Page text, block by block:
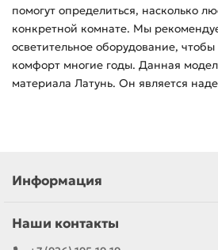
помогут определиться, насколько
конкретной комнате. Мы
осветительное оборудование,
комфорт многие годы. Данная
материала Латунь. Он является
Информация
Наши контакты